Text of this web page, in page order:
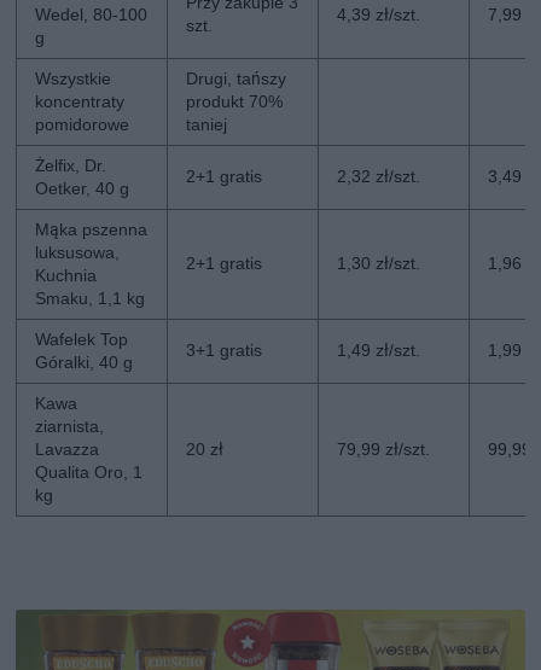
Wedel, 80-100
g
szt.
4,39 zł/szt. 7,99
Wszystkie
koncentraty
pomidorowe
Drugi, tańszy
produkt 70%
taniej
Żelfix, Dr.
Oetker, 40 g
2+1 gratis 2,32 zł/szt. 3,49
Mąka pszenna
luksusowa,
Kuchnia
Smaku, 1,1 kg
2+1 gratis 1,30 zł/szt. 1,96
Wafelek Top
Góralki, 40 g
3+1 gratis 1,49 zł/szt. 1,99
Kawa
ziarnista,
Lavazza
Qualita Oro, 1
kg
20 zł 79,99 zł/szt. 99,99